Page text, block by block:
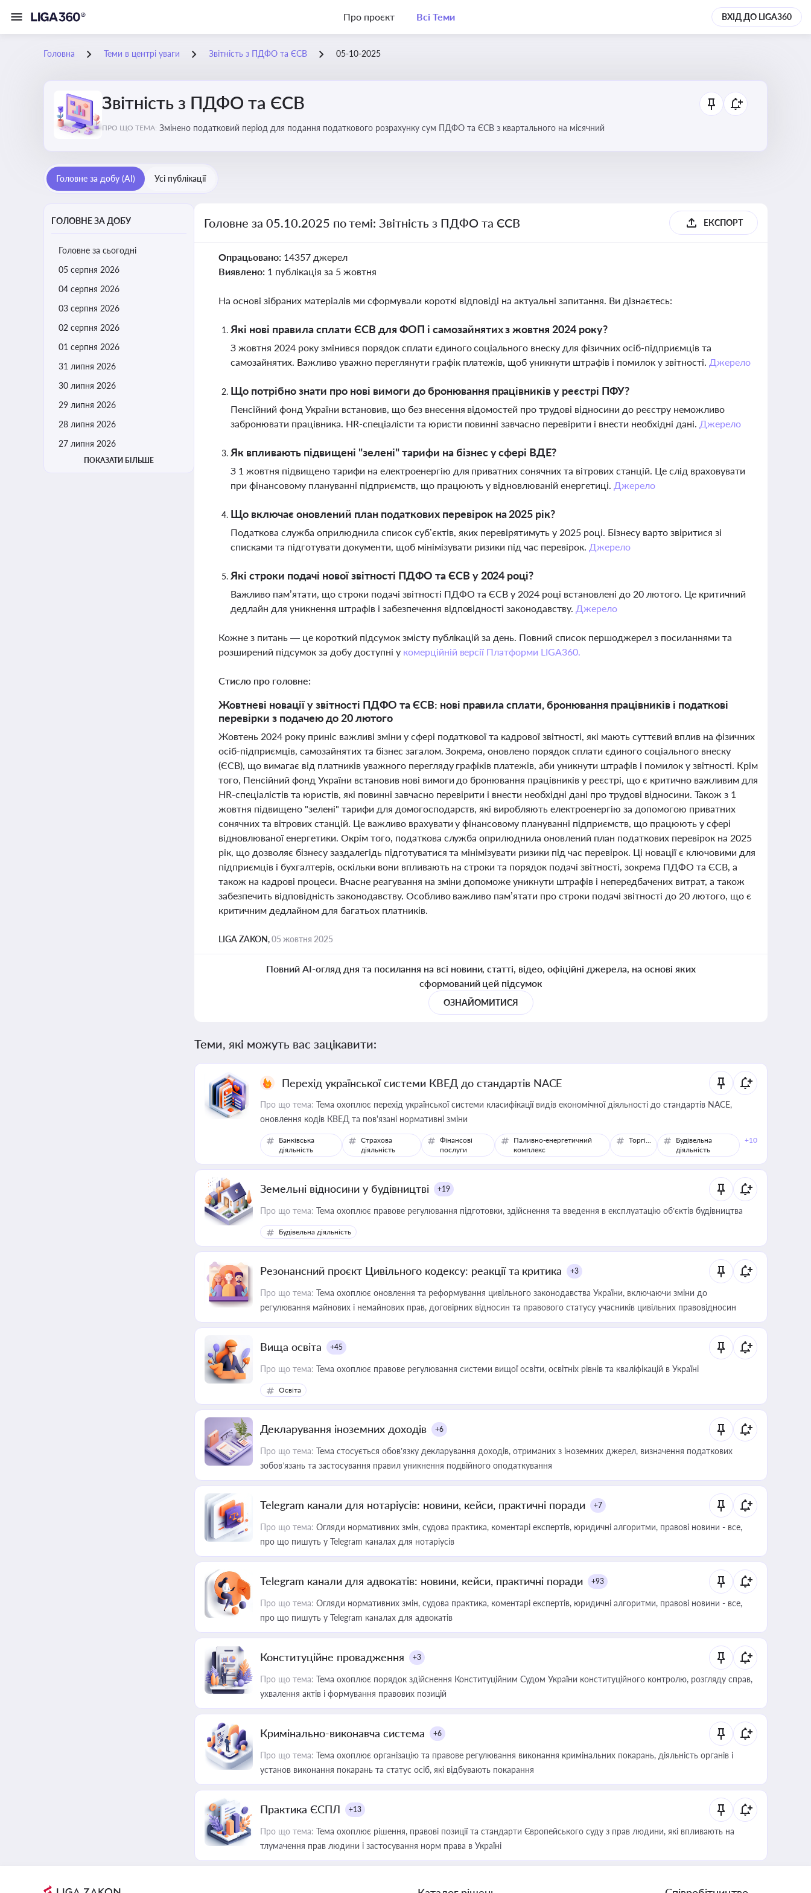
Про проєкт Всі Теми ВХІД ДО LIGA360
Головна Теми в центрі уваги Звітність з ПДФО та ЄСВ 05-10-2025
Звітність з ПДФО та ЄСВ
ПРО ЩО ТЕМА: Змінено податковий період для подання податкового розрахунку сум ПДФО та ЄСВ з квартального на місячний
Головне за добу (AI) Усі публікації
ГОЛОВНЕ ЗА ДОБУ
Головне за сьогодні
05 серпня 2026
04 серпня 2026
03 серпня 2026
02 серпня 2026
01 серпня 2026
31 липня 2026
30 липня 2026
29 липня 2026
28 липня 2026
27 липня 2026
ПОКАЗАТИ БІЛЬШЕ
Головне за 05.10.2025 по темі: Звітність з ПДФО та ЄСВ ЕКСПОРТ
Опрацьовано: 14357 джерел
Виявлено: 1 публікація за 5 жовтня
На основі зібраних матеріалів ми сформували короткі відповіді на актуальні запитання. Ви дізнаєтесь:
Які нові правила сплати ЄСВ для ФОП і самозайнятих з жовтня 2024 року?
З жовтня 2024 року змінився порядок сплати єдиного соціального внеску для фізичних осіб-підприємців та
самозайнятих. Важливо уважно переглянути графік платежів, щоб уникнути штрафів і помилок у звітності. Джерело
Що потрібно знати про нові вимоги до бронювання працівників у реєстрі ПФУ?
Пенсійний фонд України встановив, що без внесення відомостей про трудові відносини до реєстру неможливо
забронювати працівника. HR-спеціалісти та юристи повинні завчасно перевірити і внести необхідні дані. Джерело
Як впливають підвищені "зелені" тарифи на бізнес у сфері ВДЕ?
З 1 жовтня підвищено тарифи на електроенергію для приватних сонячних та вітрових станцій. Це слід враховувати
при фінансовому плануванні підприємств, що працюють у відновлюваній енергетиці. Джерело
Що включає оновлений план податкових перевірок на 2025 рік?
Податкова служба оприлюднила список суб’єктів, яких перевірятимуть у 2025 році. Бізнесу варто звіритися зі
списками та підготувати документи, щоб мінімізувати ризики під час перевірок. Джерело
Які строки подачі нової звітності ПДФО та ЄСВ у 2024 році?
Важливо пам’ятати, що строки подачі звітності ПДФО та ЄСВ у 2024 році встановлені до 20 лютого. Це критичний
дедлайн для уникнення штрафів і забезпечення відповідності законодавству. Джерело
Кожне з питань — це короткий підсумок змісту публікацій за день. Повний список першоджерел з посиланнями та
розширений підсумок за добу доступні у комерційній версії Платформи LIGA360.
Стисло про головне:
Жовтневі новації у звітності ПДФО та ЄСВ: нові правила сплати, бронювання працівників і податкові
перевірки з подачею до 20 лютого
Жовтень 2024 року приніс важливі зміни у сфері податкової та кадрової звітності, які мають суттєвий вплив на фізичних
осіб-підприємців, самозайнятих та бізнес загалом. Зокрема, оновлено порядок сплати єдиного соціального внеску
(ЄСВ), що вимагає від платників уважного перегляду графіків платежів, аби уникнути штрафів і помилок у звітності. Крім
того, Пенсійний фонд України встановив нові вимоги до бронювання працівників у реєстрі, що є критично важливим для
HR-спеціалістів та юристів, які повинні завчасно перевірити і внести необхідні дані про трудові відносини. Також з 1
жовтня підвищено "зелені" тарифи для домогосподарств, які виробляють електроенергію за допомогою приватних
сонячних та вітрових станцій. Це важливо врахувати у фінансовому плануванні підприємств, що працюють у сфері
відновлюваної енергетики. Окрім того, податкова служба оприлюднила оновлений план податкових перевірок на 2025
рік, що дозволяє бізнесу заздалегідь підготуватися та мінімізувати ризики під час перевірок. Ці новації є ключовими для
підприємців і бухгалтерів, оскільки вони впливають на строки та порядок подачі звітності, зокрема ПДФО та ЄСВ, а
також на кадрові процеси. Вчасне реагування на зміни допоможе уникнути штрафів і непередбачених витрат, а також
забезпечить відповідність законодавству. Особливо важливо пам’ятати про строки подачі звітності до 20 лютого, що є
критичним дедлайном для багатьох платників.
LIGA ZAKON,05 жовтня 2025
Повний AI-огляд дня та посилання на всі новини, статті, відео, офіційні джерела, на основі яких
сформований цей підсумок
ОЗНАЙОМИТИСЯ
Теми, які можуть вас зацікавити:
Перехід української системи КВЕД до стандартів NACE
Про що тема: Тема охоплює перехід української системи класифікації видів економічної діяльності до стандартів NACE,
оновлення кодів КВЕД та пов'язані нормативні зміни
Банківська
діяльність
Страхова
діяльність
Фінансові
послуги
Паливно-енергетичний
комплекс
Торгівля
Будівельна
діяльність
+10
Земельні відносини у будівництві +19
Про що тема: Тема охоплює правове регулювання підготовки, здійснення та введення в експлуатацію об’єктів будівництва
Будівельна діяльність
Резонансний проєкт Цивільного кодексу: реакції та критика +3
Про що тема: Тема охоплює оновлення та реформування цивільного законодавства України, включаючи зміни до
регулювання майнових і немайнових прав, договірних відносин та правового статусу учасників цивільних правовідносин
Вища освіта +45
Про що тема: Тема охоплює правове регулювання системи вищої освіти, освітніх рівнів та кваліфікацій в Україні
Освіта
Декларування іноземних доходів +6
Про що тема: Тема стосується обов’язку декларування доходів, отриманих з іноземних джерел, визначення податкових
зобов’язань та застосування правил уникнення подвійного оподаткування
Telegram канали для нотаріусів: новини, кейси, практичні поради +7
Про що тема: Огляди нормативних змін, судова практика, коментарі експертів, юридичні алгоритми, правові новини - все,
про що пишуть у Telegram каналах для нотаріусів
Telegram канали для адвокатів: новини, кейси, практичні поради +93
Про що тема: Огляди нормативних змін, судова практика, коментарі експертів, юридичні алгоритми, правові новини - все,
про що пишуть у Telegram каналах для адвокатів
Конституційне провадження +3
Про що тема: Тема охоплює порядок здійснення Конституційним Судом України конституційного контролю, розгляду справ,
ухвалення актів і формування правових позицій
Кримінально-виконавча система +6
Про що тема: Тема охоплює організацію та правове регулювання виконання кримінальних покарань, діяльність органів і
установ виконання покарань та статус осіб, які відбувають покарання
Практика ЄСПЛ +13
Про що тема: Тема охоплює рішення, правові позиції та стандарти Європейського суду з прав людини, які впливають на
тлумачення прав людини і застосування норм права в Україні